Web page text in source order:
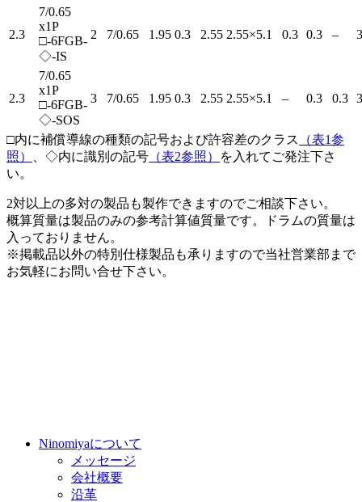
2.3
7/0.65
x1P
□-6FGB-
◇-IS
2 7/0.65 1.95 0.3 2.55 2.55×5.1 0.3 0.3 –
2.3
7/0.65
x1P
□-6FGB-
◇-SOS
3 7/0.65 1.95 0.3 2.55 2.55×5.1 – 0.3 0.3
□内に補償導線の種類の記号および許容差のクラス
（表1参
照）
、◇内に識別の記号 （表2参照）
を入れてご発注下さ
い。
2対以上の多対の製品も製作できますのでご相談下さい。
概算質量は製品のみの参考計算値質量です。ドラムの質量は
入っておりません。
※掲載品以外の特別仕様製品も承りますので当社営業部まで
お気軽にお問い合せ下さい。
Ninomiyaについて
メッセージ
会社概要
沿革